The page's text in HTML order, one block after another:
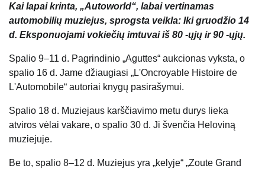
Kai lapai krinta, „Autoworld“, labai vertinamas
automobilių muziejus, sprogsta veikla: Iki gruodžio 14
d. Eksponuojami vokiečių imtuvai iš 80 -ųjų ir 90 -ųjų.
Spalio 9–11 d. Pagrindinio „Aguttes“ aukcionas vyksta, o
spalio 16 d. Jame džiaugiasi „L'Oncroyable Histoire de
L'Automobile“ autoriai knygų pasirašymui.
Spalio 18 d. Muziejaus karščiavimo metu durys lieka
atviros vėlai vakare, o spalio 30 d. Ji švenčia Heloviną
muziejuje.
Be to, spalio 8–12 d. Muziejus yra „kelyje“ „Zoute Grand